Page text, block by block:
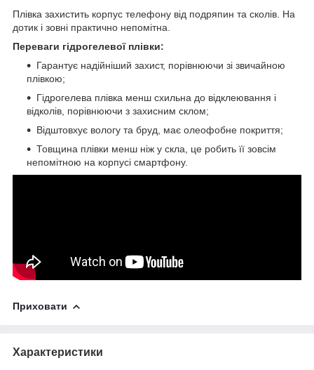
Плівка захистить корпус телефону від подряпин та сколів. На
дотик і зовні практично непомітна.
Переваги гідрогелевої плівки:
Гарантує надійніший захист, порівнюючи зі звичайною
плівкою;
Гідрогелева плівка менш схильна до відклеювання і
відколів, порівнюючи з захисним склом;
Відштовхує вологу та бруд, має олеофобне покриття;
Товщина плівки менш ніж у скла, це робить її зовсім
непомітною на корпусі смартфону.
Приховати
Характеристики